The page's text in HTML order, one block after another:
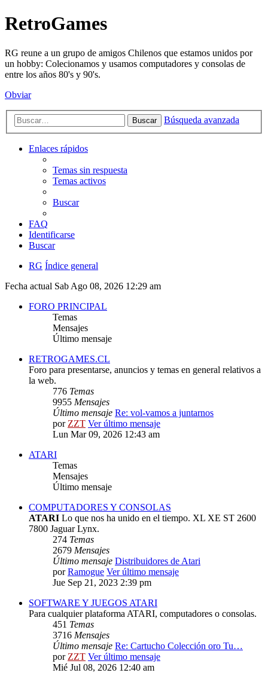
RetroGames
RG reune a un grupo de amigos Chilenos que estamos unidos por
un hobby: Colecionamos y usamos computadores y consolas de
entre los años 80's y 90's.
Obviar
Buscar Búsqueda avanzada
Enlaces rápidos
Temas sin respuesta
Temas activos
Buscar
FAQ
Identificarse
Buscar
RG Índice general
Fecha actual Sab Ago 08, 2026 12:29 am
FORO PRINCIPAL
Temas
Mensajes
Último mensaje
RETROGAMES.CL
Foro para presentarse, anuncios y temas en general relativos a
la web.
776 Temas
9955 Mensajes
Último mensaje Re: vol-vamos a juntarnos
porZZT Ver último mensaje
Lun Mar 09, 2026 12:43 am
ATARI
Temas
Mensajes
Último mensaje
COMPUTADORES Y CONSOLAS
ATARI Lo que nos ha unido en el tiempo. XL XE ST 2600
7800 Jaguar Lynx.
274 Temas
2679 Mensajes
Último mensaje Distribuidores de Atari
porRamogue Ver último mensaje
Jue Sep 21, 2023 2:39 pm
SOFTWARE Y JUEGOS ATARI
Para cualquier plataforma ATARI, computadores o consolas.
451 Temas
3716 Mensajes
Último mensaje Re: Cartucho Colección oro Tu…
porZZT Ver último mensaje
Mié Jul 08, 2026 12:40 am